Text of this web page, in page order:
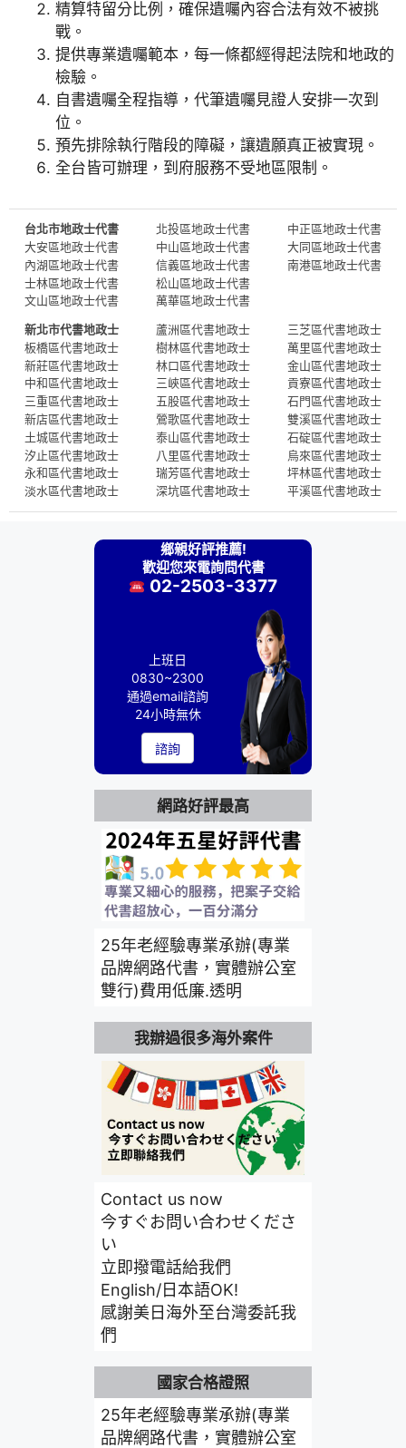
精算特留分比例，確保遺囑內容合法有效不被挑
戰。
提供專業遺囑範本，每一條都經得起法院和地政的
檢驗。
自書遺囑全程指導，代筆遺囑見證人安排一次到
位。
預先排除執行階段的障礙，讓遺願真正被實現。
全台皆可辦理，到府服務不受地區限制。
台北市地政士代書
大安區地政士代書
內湖區地政士代書
士林區地政士代書
文山區地政士代書
北投區地政士代書
中山區地政士代書
信義區地政士代書
松山區地政士代書
萬華區地政士代書
中正區地政士代書
大同區地政士代書
南港區地政士代書
新北市代書地政士
板橋區代書地政士
新莊區代書地政士
中和區代書地政士
三重區代書地政士
新店區代書地政士
土城區代書地政士
汐止區代書地政士
永和區代書地政士
淡水區代書地政士
蘆洲區代書地政士
樹林區代書地政士
林口區代書地政士
三峽區代書地政士
五股區代書地政士
鶯歌區代書地政士
泰山區代書地政士
八里區代書地政士
瑞芳區代書地政士
深坑區代書地政士
三芝區代書地政士
萬里區代書地政士
金山區代書地政士
貢寮區代書地政士
石門區代書地政士
雙溪區代書地政士
石碇區代書地政士
烏來區代書地政士
坪林區代書地政士
平溪區代書地政士
鄉親好評推薦!
歡迎您來電詢問代書
02-2503-3377
上班日
0830~2300
通過email諮詢
24小時無休
諮詢
網路好評最高
25年老經驗專業承辦(專業
品牌網路代書，實體辦公室
雙行)費用低廉.透明
我辦過很多海外案件
Contact us now
今すぐお問い合わせくださ
い
立即撥電話給我們
English/日本語OK!
感謝美日海外至台灣委託我
們
國家合格證照
25年老經驗專業承辦(專業
品牌網路代書，實體辦公室